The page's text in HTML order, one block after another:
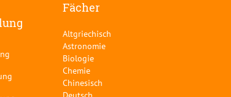
Fächer
Altgriechisch
Astronomie
Biologie
Chemie
Chinesisch
Deutsch